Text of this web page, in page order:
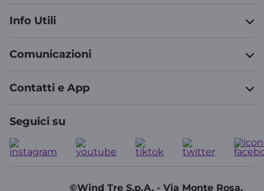
Info Utili
Comunicazioni
Contatti e App
Seguici su
©Wind Tre S.p.A. - Via Monte Rosa,